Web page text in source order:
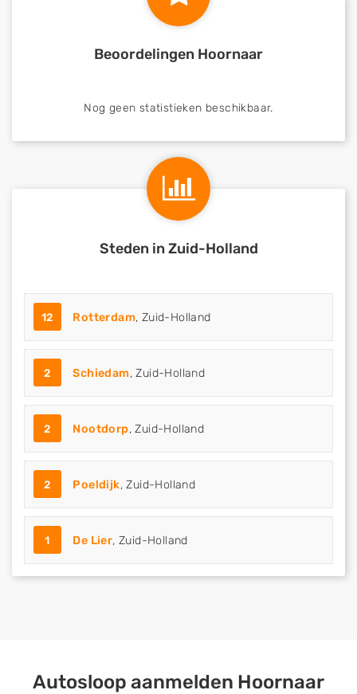
Beoordelingen Hoornaar
Nog geen statistieken beschikbaar.
Steden in Zuid-Holland
12 Rotterdam, Zuid-Holland
2 Schiedam, Zuid-Holland
2 Nootdorp, Zuid-Holland
2 Poeldijk, Zuid-Holland
1 De Lier, Zuid-Holland
Autosloop aanmelden Hoornaar